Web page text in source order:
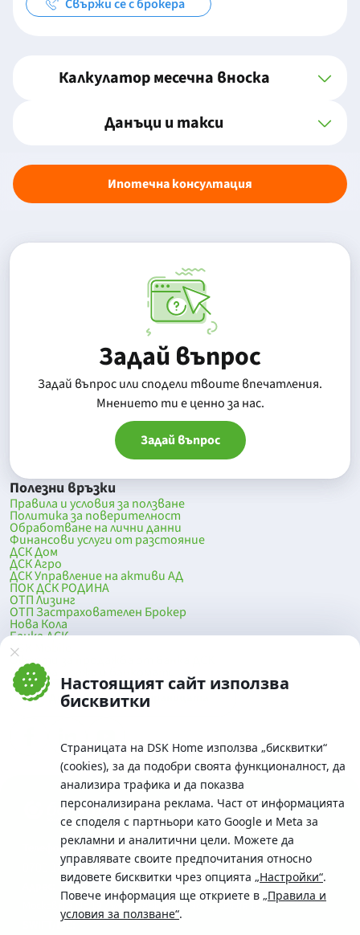
Настоящият сайт използва
бисквитки
Страницата на DSK Home използва „бисквитки“
(cookies), за да подобри своята функционалност, да
анализира трафика и да показва
персонализирана реклама. Част от информацията
се споделя с партньори като Google и Meta за
рекламни и аналитични цели. Можете да
управлявате своите предпочитания относно
видовете бисквитки чрез опцията „Настройки“.
Повече информация ще откриете в „Правила и
условия за ползване“.
Свържи се с брокера
Калкулатор месечна вноска
Данъци и такси
Ипотечна консултация
Задай въпрос
Задай въпрос или сподели твоите впечатления.
Mнението ти е ценно за нас.
Задай въпрос
Полезни връзки
Правила и условия за ползване
Политика за поверителност
Обработване на лични данни
Финансови услуги от разстояние
ДСК Дом
ДСК Агро
ДСК Управление на активи АД
ПОК ДСК РОДИНА
ОТП Лизинг
ОТП Застрахователен Брокер
Нова Кола
Банка ДСК
DSK Mobile
Оферти за продажба от Банка ДСК
Клонова мрежа и банкомати
До началото на страницата
Телефон:
0700 10 375 / *2375
Московска No.19 / ул. Г. Бенковски No. 5, София 1036
SWIFT/BIC: